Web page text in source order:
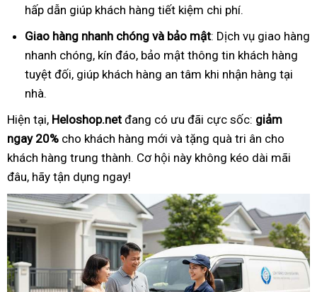
hấp dẫn giúp khách hàng tiết kiệm chi phí.
Giao hàng nhanh chóng và bảo mật: Dịch vụ giao hàng
nhanh chóng, kín đáo, bảo mật thông tin khách hàng
tuyệt đối, giúp khách hàng an tâm khi nhận hàng tại
nhà.
Hiện tại, Heloshop.net đang có ưu đãi cực sốc: giảm
ngay 20% cho khách hàng mới và tặng quà tri ân cho
khách hàng trung thành. Cơ hội này không kéo dài mãi
đâu, hãy tận dụng ngay!